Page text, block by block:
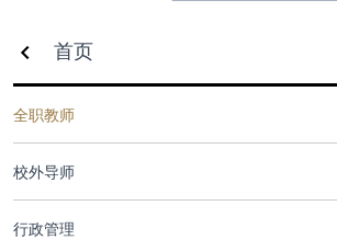
师资队伍
人才培养
科学研究
首页
全职教师
校外导师
行政管理